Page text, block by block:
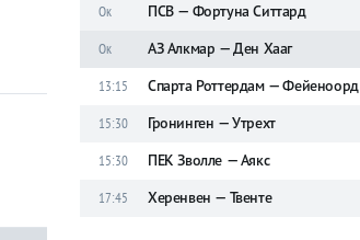
Ок ПСВ — Фортуна Ситтард
Ок АЗ Алкмар — Ден Хааг
13:15 Спарта Роттердам — Фейеноорд
15:30 Гронинген — Утрехт
15:30 ПЕК Зволле — Аякс
17:45 Херенвен — Твенте